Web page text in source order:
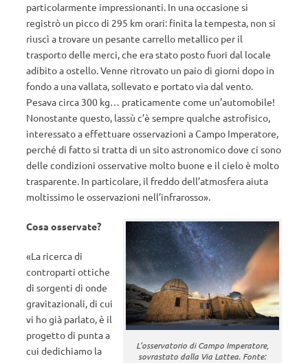
particolarmente impressionanti. In una occasione si
registrò un picco di 295 km orari: finita la tempesta, non si
riuscì a trovare un pesante carrello metallico per il
trasporto delle merci, che era stato posto fuori dal locale
adibito a ostello. Venne ritrovato un paio di giorni dopo in
fondo a una vallata, sollevato e portato via dal vento.
Pesava circa 300 kg… praticamente come un’automobile!
Nonostante questo, lassù c’è sempre qualche astrofisico,
interessato a effettuare osservazioni a Campo Imperatore,
perché di fatto si tratta di un sito astronomico dove ci sono
delle condizioni osservative molto buone e il cielo è molto
trasparente. In particolare, il freddo dell’atmosfera aiuta
moltissimo le osservazioni nell’infrarosso».
L’osservatorio di Campo Imperatore,
sovrastato dalla Via Lattea. Fonte:
Cosa osservate?
«La ricerca di
controparti ottiche
di sorgenti di onde
gravitazionali, di cui
vi ho già parlato, è il
progetto di punta a
cui dedichiamo la